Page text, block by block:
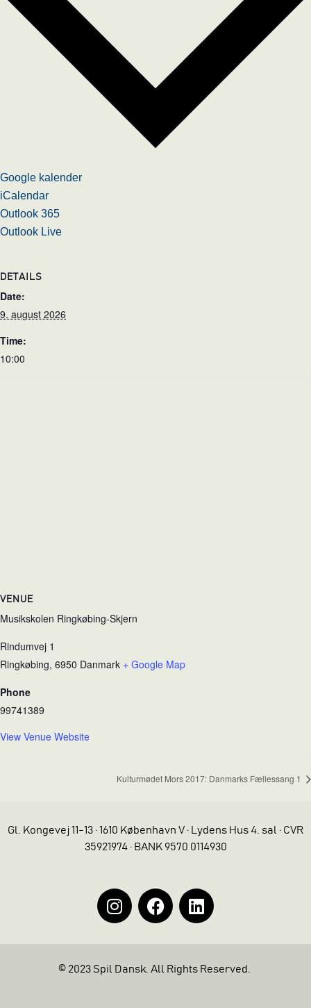
Google kalender
iCalendar
Outlook 365
Outlook Live
DETAILS
Date:
9. august 2026
Time:
10:00
VENUE
Musikskolen Ringkøbing-Skjern
Rindumvej 1
Ringkøbing, 6950 Danmark + Google Map
Phone
99741389
View Venue Website
Kulturmødet Mors 2017: Danmarks Fællessang 1
Gl. Kongevej 11-13 · 1610 København V · Lydens Hus 4. sal · CVR
35921974 · BANK 9570 0114930
© 2023 Spil Dansk. All Rights Reserved.